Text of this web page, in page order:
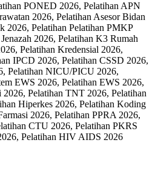
PONED 2026, Pelatihan APN
2026, Pelatihan Asesor Bidan
2026, Pelatihan Pelatihan PMKP
2026, Pelatihan K3 Rumah
Pelatihan Kredensial 2026,
IPCD 2026, Pelatihan CSSD 2026,
Pelatihan NICU/PICU 2026,
EWS 2026, Pelatihan EWS 2026,
Pelatihan TNT 2026, Pelatihan
Hiperkes 2026, Pelatihan Koding
2026, Pelatihan PPRA 2026,
CTU 2026, Pelatihan PKRS
Pelatihan HIV AIDS 2026